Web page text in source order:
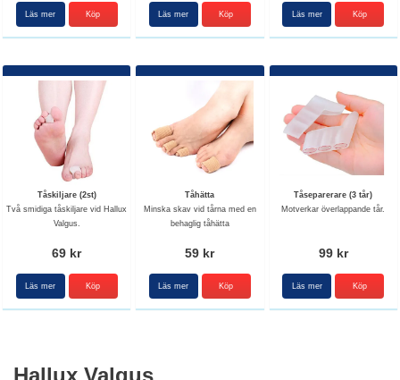
Läs mer Läs mer Läs mer
Tåskiljare (2st)
Två smidiga tåskiljare vid Hallux
Valgus.
69 kr
Läs mer Köp
Tåhätta
Minska skav vid tårna med en
behaglig tåhätta
59 kr
Läs mer Köp
Tåseparerare (3 tår)
Motverkar överlappande tår.
99 kr
Läs mer
Hallux Valgus